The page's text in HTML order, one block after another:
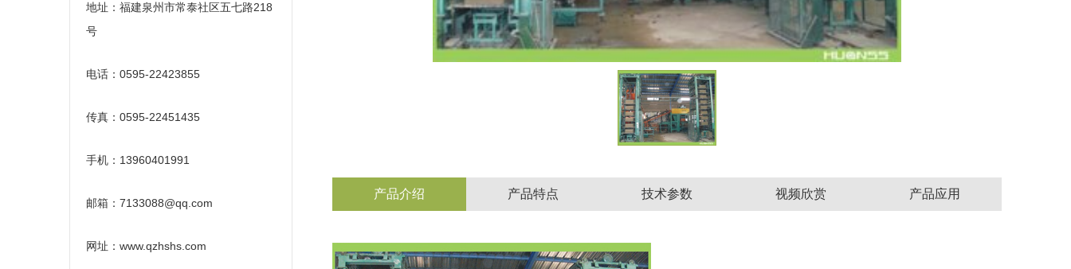
地址：福建泉州市常泰社区五七路218
号
电话：0595-22423855
传真：0595-22451435
手机：13960401991
邮箱：7133088@qq.com
网址：www.qzhshs.com
产品介绍 产品特点 技术参数 视频欣赏 产品应用